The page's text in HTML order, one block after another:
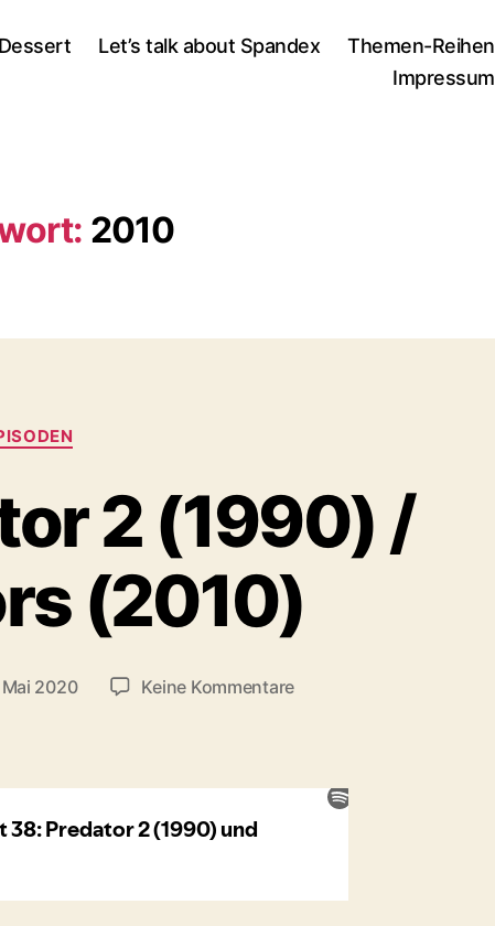
Let’s talk about Spandex
Themen-Reihen
Impressum
2010
Kategorien
2 (1990) /
(2010)
Mai 2020 Keine Kommentarezu
(1990)